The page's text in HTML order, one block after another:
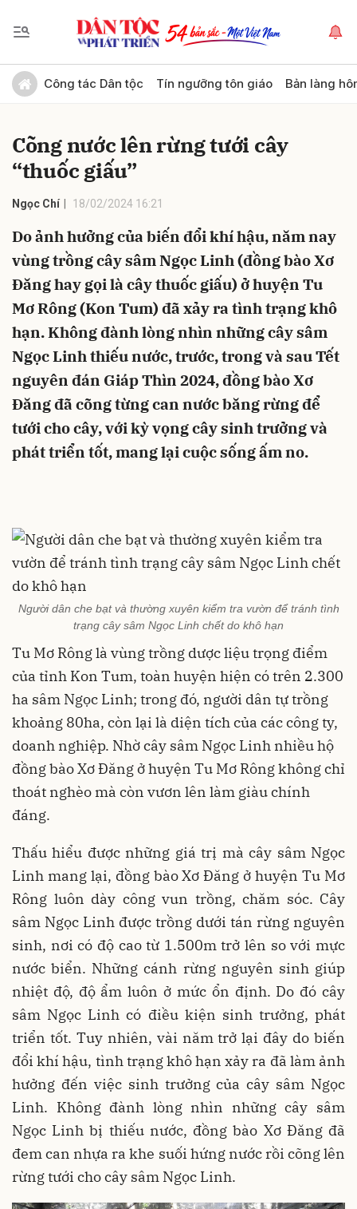
Công tác Dân tộc Tín ngưỡng tôn giáo Bản làng
Cõng nước lên rừng tưới cây
“thuốc giấu”
Ngọc Chí 18/02/2024 16:21
Do ảnh hưởng của biến đổi khí hậu, năm nay
vùng trồng cây sâm Ngọc Linh (đồng bào Xơ
Đăng hay gọi là cây thuốc giấu) ở huyện Tu
Mơ Rông (Kon Tum) đã xảy ra tình trạng khô
hạn. Không đành lòng nhìn những cây sâm
Ngọc Linh thiếu nước, trước, trong và sau Tết
nguyên đán Giáp Thìn 2024, đồng bào Xơ
Đăng đã cõng từng can nước băng rừng để
tưới cho cây, với kỳ vọng cây sinh trưởng và
phát triển tốt, mang lại cuộc sống ấm no.
Người dân che bạt và thường xuyên kiểm tra vườn để tránh tình
trạng cây sâm Ngọc Linh chết do khô hạn
Tu Mơ Rông là vùng trồng dược liệu trọng điểm
của tỉnh Kon Tum, toàn huyện hiện có trên 2.300
ha sâm Ngọc Linh; trong đó, người dân tự trồng
khoảng 80ha, còn lại là diện tích của các công ty,
doanh nghiệp. Nhờ cây sâm Ngọc Linh nhiều hộ
đồng bào Xơ Đăng ở huyện Tu Mơ Rông không chỉ
thoát nghèo mà còn vươn lên làm giàu chính
đáng.
Thấu hiểu được những giá trị mà cây sâm Ngọc
Linh mang lại, đồng bào Xơ Đăng ở huyện Tu Mơ
Rông luôn dày công vun trồng, chăm sóc. Cây
sâm Ngọc Linh được trồng dưới tán rừng nguyên
sinh, nơi có độ cao từ 1.500m trở lên so với mực
nước biển. Những cánh rừng nguyên sinh giúp
nhiệt độ, độ ẩm luôn ở mức ổn định. Do đó cây
sâm Ngọc Linh có điều kiện sinh trưởng, phát
triển tốt. Tuy nhiên, vài năm trở lại đây do biến
đổi khí hậu, tình trạng khô hạn xảy ra đã làm ảnh
hưởng đến việc sinh trưởng của cây sâm Ngọc
Linh. Không đành lòng nhìn những cây sâm
Ngọc Linh bị thiếu nước, đồng bào Xơ Đăng đã
đem can nhựa ra khe suối hứng nước rồi cõng lên
rừng tưới cho cây sâm Ngọc Linh.
Gửi bình luận
Hủy Gửi